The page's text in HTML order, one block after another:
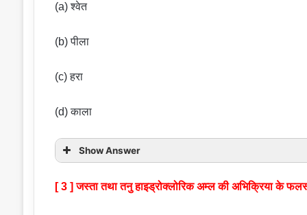
(a) श्वेत
(b) पीला
(c) हरा
(d) काला
Show Answer
[ 3 ] जस्ता तथा तनु हाइड्रोक्लोरिक अम्ल की अभिक्रिया के